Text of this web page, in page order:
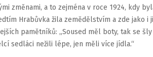
změnami, a to zejména v roce 1924, kdy
Hrabůvka žila zemědělstvím a zde jako i
pamětníků: „Soused měl boty, tak se
sedláci nežili lépe, jen měli více jídla.“